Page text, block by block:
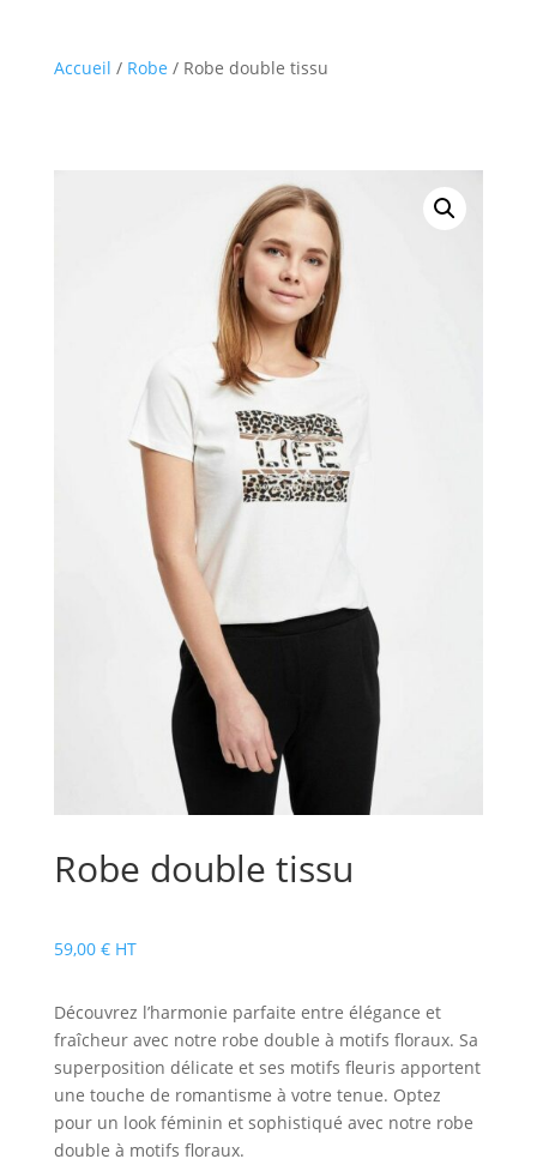
Accueil / Robe / Robe double tissu
Robe double tissu
59,00 € HT
Découvrez l’harmonie parfaite entre élégance et
fraîcheur avec notre robe double à motifs floraux. Sa
superposition délicate et ses motifs fleuris apportent
une touche de romantisme à votre tenue. Optez
pour un look féminin et sophistiqué avec notre robe
double à motifs floraux.